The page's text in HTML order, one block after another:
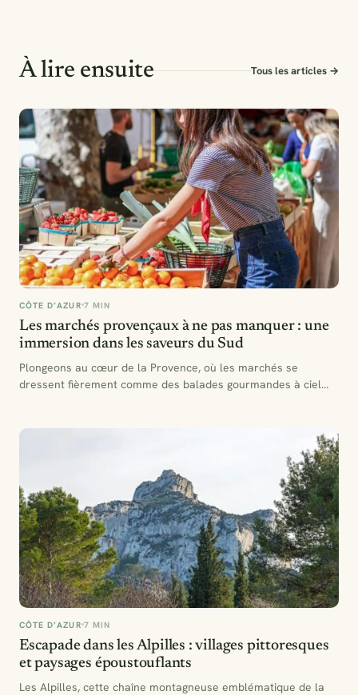
À lire ensuite Tous les articles →
CÔTE D’AZUR 7 MIN
Les marchés provençaux à ne pas manquer : une
immersion dans les saveurs du Sud
Plongeons au cœur de la Provence, où les marchés se
dressent fièrement comme des balades gourmandes à ciel…
CÔTE D’AZUR 7 MIN
Escapade dans les Alpilles : villages pittoresques
et paysages époustouflants
Les Alpilles, cette chaîne montagneuse emblématique de la